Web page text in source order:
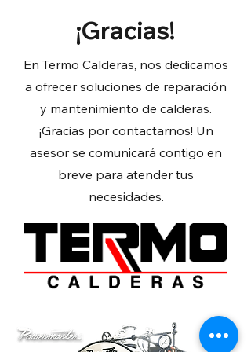
¡Gracias!
En Termo Calderas, nos dedicamos
a ofrecer soluciones de reparación
y mantenimiento de calderas.
¡Gracias por contactarnos! Un
asesor se comunicará contigo en
breve para atender tus
necesidades.